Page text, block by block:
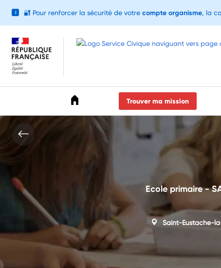
Trouver ma mission
Ecole primaire -
Saint-Eustache-
i 🔐 Pour renforcer la sécurité de votre compte organisme, la